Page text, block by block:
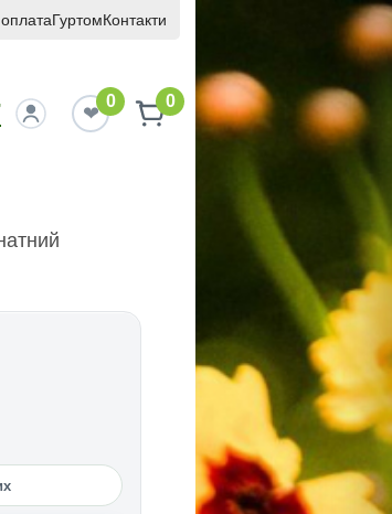
ГуртомКонтакти
0 0